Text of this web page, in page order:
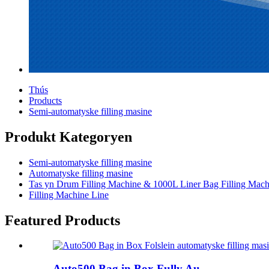
Thús
Products
Semi-automatyske filling masine
Produkt Kategoryen
Semi-automatyske filling masine
Automatyske filling masine
Tas yn Drum Filling Machine & 1000L Liner Bag Filling
Filling Machine Line
Featured Products